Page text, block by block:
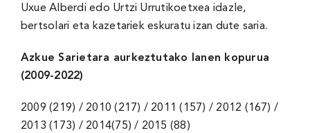
Uxue Alberdi edo Urtzi Urrutikoetxea idazle,
bertsolari eta kazetariek eskuratu izan dute saria.
Azkue Sarietara aurkeztutako lanen kopurua
(2009-2022)
2009 (219) / 2010 (217) / 2011 (157) / 2012 (167) /
2013 (173) / 2014(75) / 2015 (88)